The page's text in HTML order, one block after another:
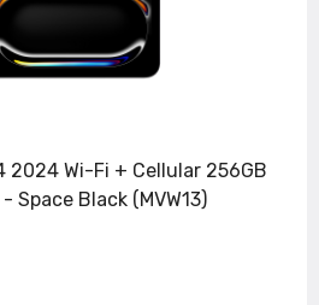
2024 Wi-Fi + Cellular 256GB
Black (MVW13)